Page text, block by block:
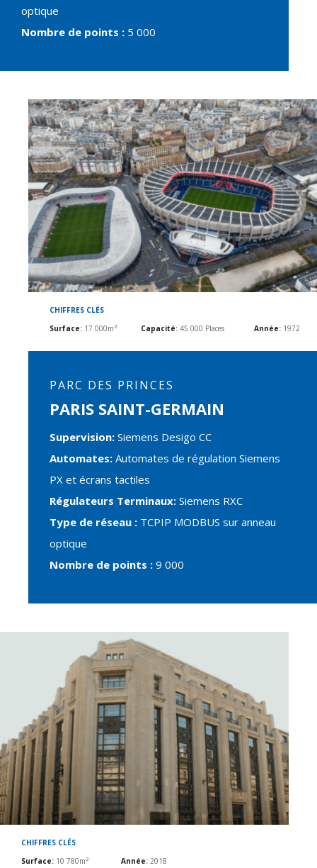
optique
Nombre de points : 5 000
CHIFFRES CLÉS
Surface: 17 000m² Capacité: 45 000 Places Année: 1972
PARC DES PRINCES
PARIS SAINT-GERMAIN
Supervision: Siemens Desigo CC
Automates: Automates de régulation Siemens
PX et écrans tactiles
Régulateurs Terminaux: Siemens RXC
Type de réseau : TCPIP MODBUS sur anneau
optique
Nombre de points : 9 000
CHIFFRES CLÉS
Surface: 10 780m² Année: 2018